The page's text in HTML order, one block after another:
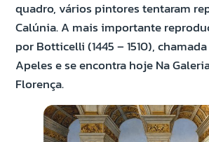
quadro, vários pintores tentaram
Calúnia. A mais importante
por Botticelli (1445 – 1510),
Apeles e se encontra hoje Na
Florença.